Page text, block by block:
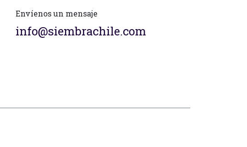
Envíenos un mensaje
info@siembrachile.com